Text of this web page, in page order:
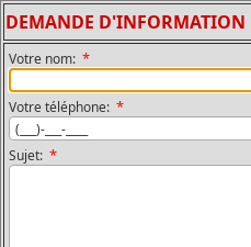
DEMANDE D'INFORMATION
Votre nom: *
Votre téléphone: *
Sujet: *